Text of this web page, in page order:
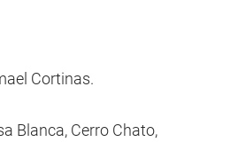
Cortinas.
Blanca, Cerro Chato,